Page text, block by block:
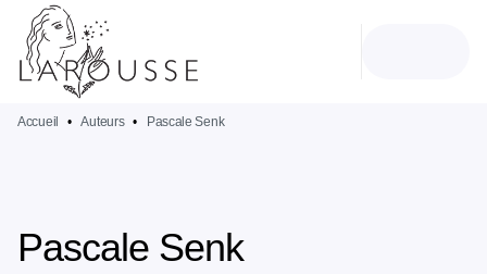
MENU
PIED DE PAGE
Accueil • Auteurs • Pascale Senk
Pascale Senk